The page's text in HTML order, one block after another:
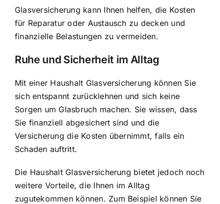
Glasversicherung kann Ihnen helfen, die Kosten
für Reparatur oder Austausch zu decken und
finanzielle Belastungen zu vermeiden.
Ruhe und Sicherheit im Alltag
Mit einer Haushalt Glasversicherung können Sie
sich entspannt zurücklehnen und sich keine
Sorgen um Glasbruch machen. Sie wissen, dass
Sie finanziell abgesichert sind und die
Versicherung die Kosten übernimmt, falls ein
Schaden auftritt.
Die Haushalt Glasversicherung bietet jedoch noch
weitere Vorteile, die Ihnen im Alltag
zugutekommen können. Zum Beispiel können Sie